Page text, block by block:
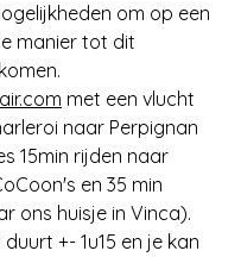
om op een
manier tot dit
met een vlucht
naar Perpignan
15min rijden naar
en 35 min
ons huisje in Vinca).
+- 1u15 en je kan